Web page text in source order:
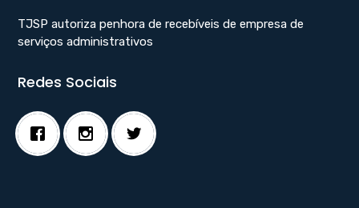
TJSP autoriza penhora de recebíveis de empresa de
serviços administrativos
Redes Sociais